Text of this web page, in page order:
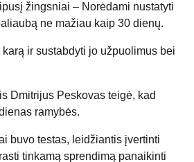
žingsniai – Norėdami nustatyti
ne mažiau kaip 30 dienų.
ir sustabdyti jo užpuolimus bei
Dmitrijus Peskovas teigė, kad
ramybės.
buvo testas, leidžiantis įvertinti
tinkamą sprendimą panaikinti